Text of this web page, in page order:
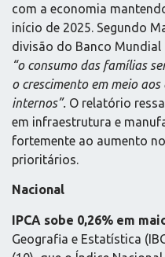
com a economia
início de 2025. Segundo
divisão do Banco Mundial
“o consumo das famílias
o crescimento em meio
internos”. O relatório
em infraestrutura e
fortemente ao aumento
prioritários.
Nacional
IPCA sobe 0,26% em
Geografia e Estatística